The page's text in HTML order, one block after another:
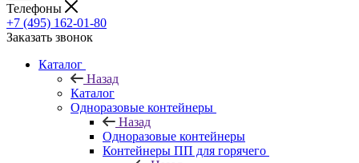
Телефоны
+7 (495) 162-01-80
Заказать звонок
Каталог
Назад
Каталог
Одноразовые контейнеры
Назад
Одноразовые контейнеры
Контейнеры ПП для горячего